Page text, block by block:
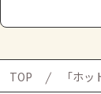
TOP 「ホ